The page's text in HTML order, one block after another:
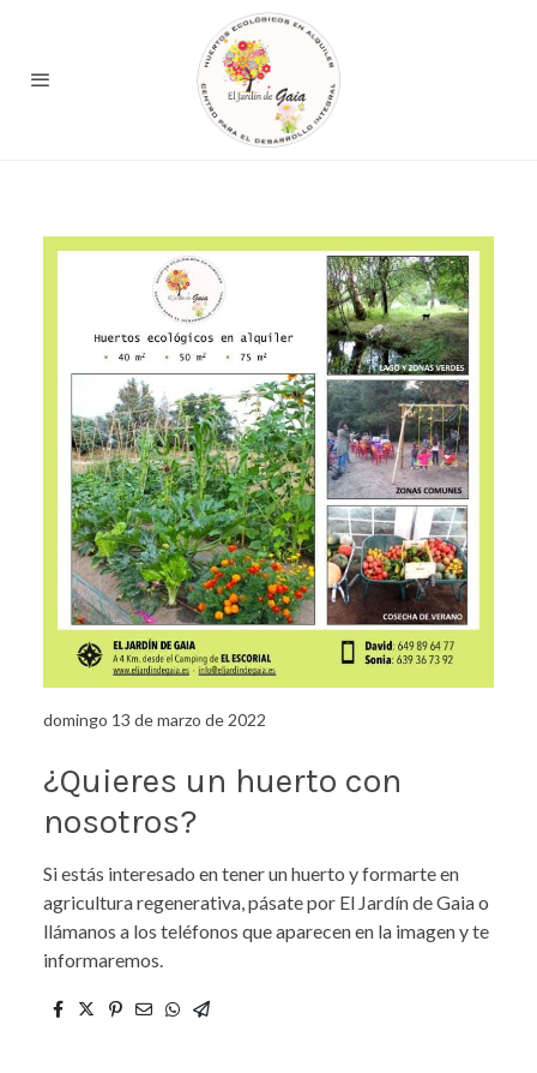
domingo 13 de marzo de 2022
¿Quieres un huerto con
nosotros?
Si estás interesado en tener un huerto y formarte en
agricultura regenerativa, pásate por El Jardín de Gaia o
llámanos a los teléfonos que aparecen en la imagen y te
informaremos.